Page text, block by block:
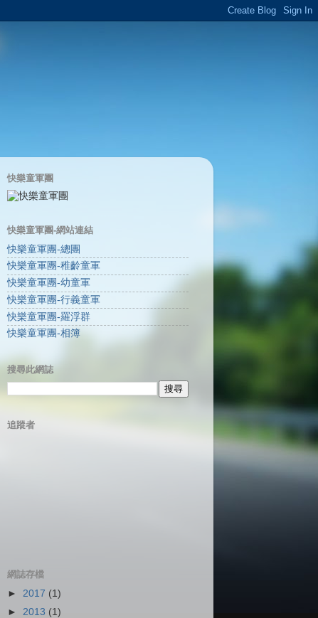
快樂童軍團
快樂童軍團-網站連結
快樂童軍團-總團
快樂童軍團-稚齡童軍
快樂童軍團-幼童軍
快樂童軍團-行義童軍
快樂童軍團-羅浮群
快樂童軍團-相簿
搜尋此網誌
追蹤者
網誌存檔
► 2017 (1)
► 2013 (1)